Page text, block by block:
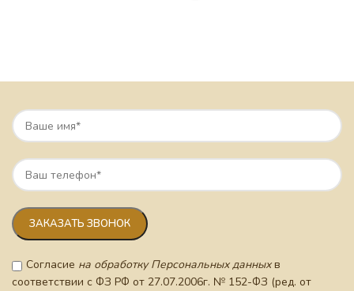
Согласие на обработку Персональных данныхв
соответствии с ФЗ РФ от 27.07.2006г. № 152-ФЗ (ред. от